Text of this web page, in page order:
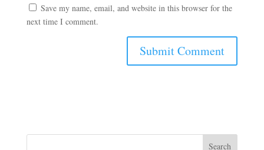
Save my name, email, and website in this browser for the
next time I comment.
Search